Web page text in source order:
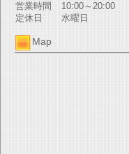
営業時間
10:00～20:00
定休日
水曜日
Map